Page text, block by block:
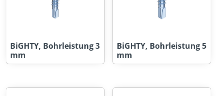
BiGHTY, Bohrleistung 3
mm
BiGHTY, Bohrleistung 5
mm